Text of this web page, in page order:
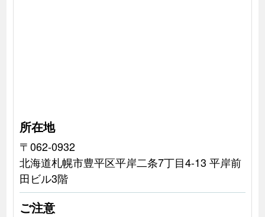
所在地
〒062-0932
北海道札幌市豊平区平岸二条7丁目4-13 平岸前
田ビル3階
ご注意